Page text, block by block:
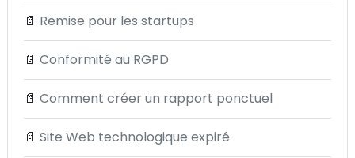
📄 Remise pour les startups
📄 Conformité au RGPD
📄 Comment créer un rapport ponctuel
📄 Site Web technologique expiré